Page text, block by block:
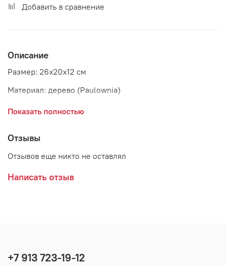
Добавить в сравнение
Описание
Размер: 26x20x12 см
Материал: дерево (Paulownia)
Страна: Дания
Показать полностью
Отзывы
Отзывов еще никто не оставлял
Написать отзыв
+7 913 723-19-12